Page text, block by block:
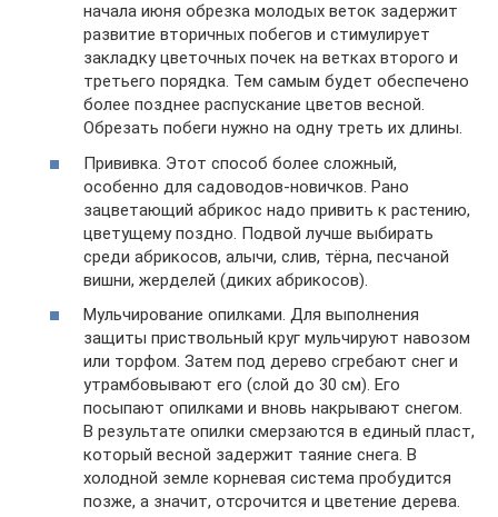
начала июня обрезка молодых веток задержит
развитие вторичных побегов и стимулирует
закладку цветочных почек на ветках второго и
третьего порядка. Тем самым будет обеспечено
более позднее распускание цветов весной.
Обрезать побеги нужно на одну треть их длины.
Прививка. Этот способ более сложный,
особенно для садоводов-новичков. Рано
зацветающий абрикос надо привить к растению,
цветущему поздно. Подвой лучше выбирать
среди абрикосов, алычи, слив, тёрна, песчаной
вишни, жерделей (диких абрикосов).
Мульчирование опилками. Для выполнения
защиты приствольный круг мульчируют навозом
или торфом. Затем под дерево сгребают снег и
утрамбовывают его (слой до 30 см). Его
посыпают опилками и вновь накрывают снегом.
В результате опилки смерзаются в единый пласт,
который весной задержит таяние снега. В
холодной земле корневая система пробудится
позже, а значит, отсрочится и цветение дерева.